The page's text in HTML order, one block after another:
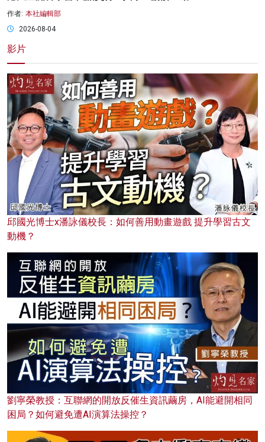
作者: 本社編輯部
2026-08-04
影片
邱國光博士x潘詠儀校長：如何善用動畫遊戲 提升學習古文
動機？
劉寧榮教授：互聯網的開放反催生資訊繭房，AI能避開相同
困局？如何避免遭AI演算法操控？